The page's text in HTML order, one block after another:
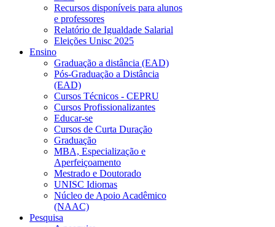
Recursos disponíveis para alunos
e professores
Relatório de Igualdade Salarial
Eleições Unisc 2025
Ensino
Graduação a distância (EAD)
Pós-Graduação a Distância
(EAD)
Cursos Técnicos - CEPRU
Cursos Profissionalizantes
Educar-se
Cursos de Curta Duração
Graduação
MBA, Especialização e
Aperfeiçoamento
Mestrado e Doutorado
UNISC Idiomas
Núcleo de Apoio Acadêmico
(NAAC)
Pesquisa